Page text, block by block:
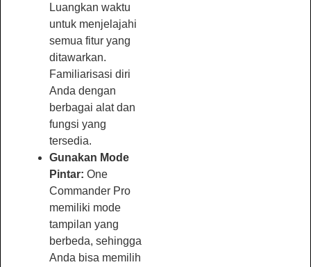
Luangkan waktu
untuk menjelajahi
semua fitur yang
ditawarkan.
Familiarisasi diri
Anda dengan
berbagai alat dan
fungsi yang
tersedia.
Gunakan Mode
Pintar: One
Commander Pro
memiliki mode
tampilan yang
berbeda, sehingga
Anda bisa memilih